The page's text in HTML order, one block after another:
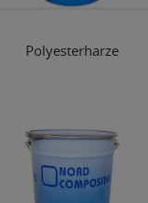
Polyesterharze